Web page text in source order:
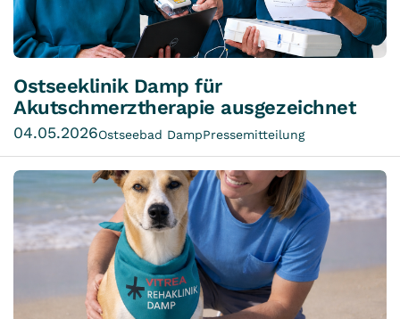
Ostseeklinik Damp für
Akutschmerztherapie ausgezeichnet
04.05.2026Ostseebad DampPressemitteilung